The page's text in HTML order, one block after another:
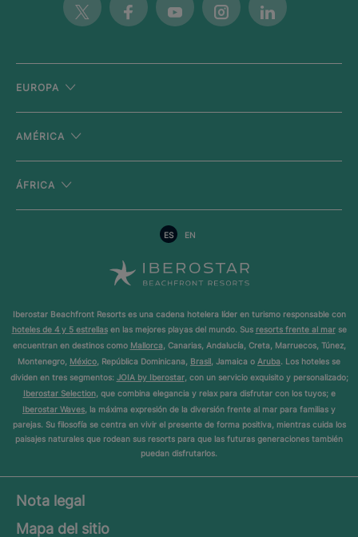
Twitter FacebookYoutubeInstagramLinkedin
EUROPA
AMÉRICA
ÁFRICA
ES EN
Iberostar Beachfront Resorts es una cadena hotelera líder en turismo responsable con
hoteles de 4 y 5 estrellasen las mejores playas del mundo. Sus resorts frente al marse
encuentran en destinos como Mallorca, Canarias, Andalucía, Creta, Marruecos, Túnez,
Montenegro, México, República Dominicana, Brasil, Jamaica o Aruba. Los hoteles se
dividen en tres segmentos: JOIA by Iberostar, con un servicio exquisito y personalizado;
Iberostar Selection, que combina elegancia y relax para disfrutar con los tuyos; e
Iberostar Waves, la máxima expresión de la diversión frente al mar para familias y
parejas. Su filosofía se centra en vivir el presente de forma positiva, mientras cuida los
paisajes naturales que rodean sus resorts para que las futuras generaciones también
puedan disfrutarlos.
Nota legal
Mapa del sitio